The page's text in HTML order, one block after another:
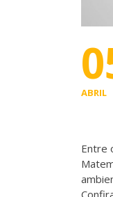
ABRIL
Entre